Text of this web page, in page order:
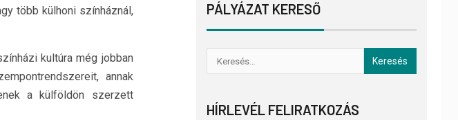
több külhoni színháznál,
kultúra még jobban
annak
a külföldön szerzett
PÁLYÁZAT KERESŐ
HÍRLEVÉL FELIRATKOZÁS